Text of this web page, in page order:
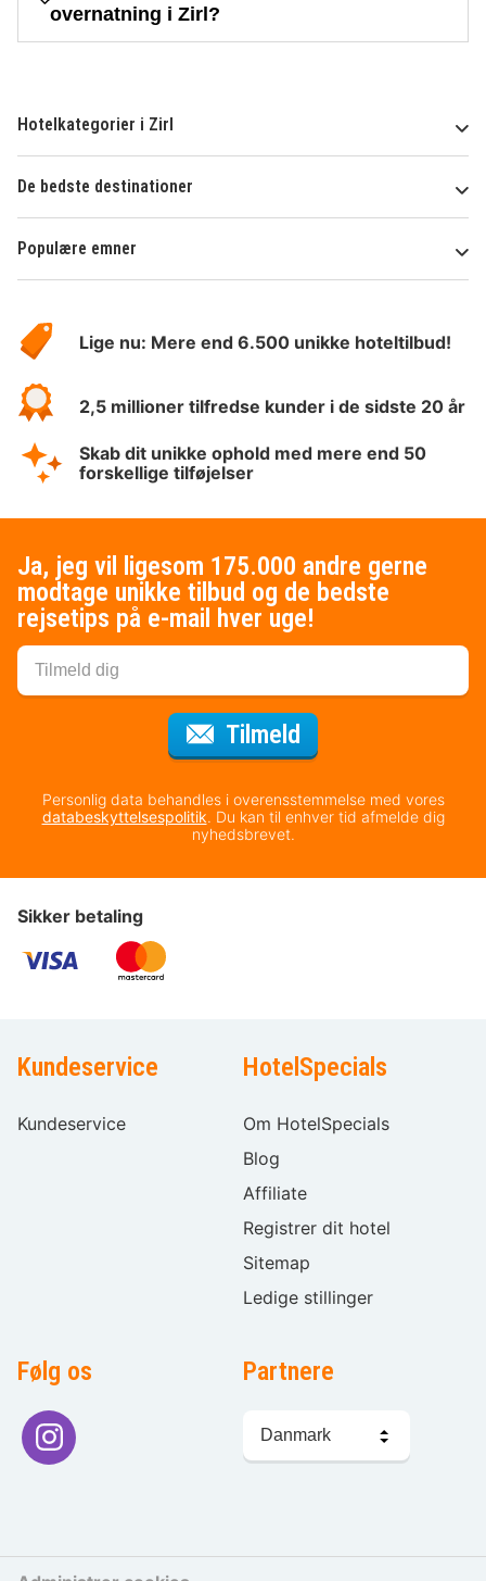
overnatning i Zirl?
Hotelkategorier i Zirl
De bedste destinationer
Populære emner
HotelSpecials
Lige nu: Mere end 6.500 unikke hoteltilbud!
2,5 millioner tilfredse kunder i de sidste 20 år
Skab dit unikke ophold med mere end 50
forskellige tilføjelser
Ja, jeg vil ligesom 175.000 andre gerne
modtage unikke tilbud og de bedste
rejsetips på e-mail hver uge!
Tilmeld
Personlig data behandles i overensstemmelse med vores
databeskyttelsespolitik. Du kan til enhver tid afmelde dig
nyhedsbrevet.
Sikker betaling
Kundeservice
Kundeservice
HotelSpecials
Om HotelSpecials
Blog
Affiliate
Registrer dit hotel
Sitemap
Ledige stillinger
Følg os Partnere